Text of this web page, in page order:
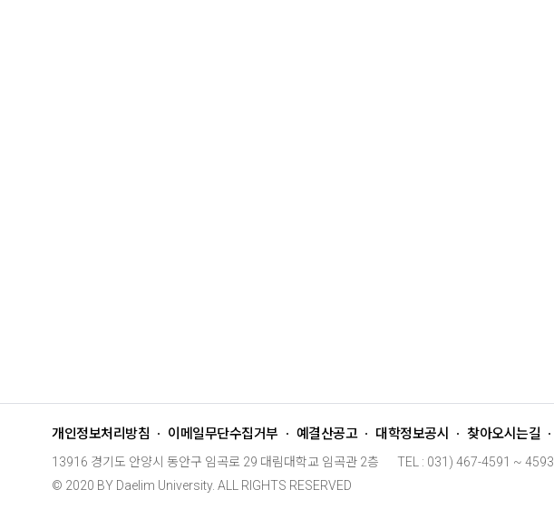
개인정보처리방침 이메일무단수집거부 예결산공고 대학정보공시 찾아오시는길
13916 경기도 안양시 동안구 임곡로 29 대림대학교 임곡관 2층 TEL : 031) 467-4591 ~ 4593
© 2020 BY Daelim University. ALL RIGHTS RESERVED